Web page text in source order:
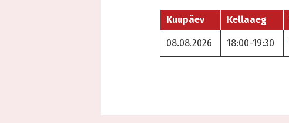
Kuupäev Kellaaeg
08.08.2026 18:00-19:30